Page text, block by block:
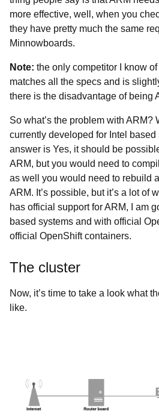
more effective, well, when you
they have pretty much the same
Minnowboards.
Note: the only competitor I know of
matches all the specs and is
there is the disadvantage of being
So what’s the problem with ARM?
currently developed for Intel based
answer is Yes, it should be
ARM, but you would need to
as well you would need to rebuild
ARM. It’s possible, but it’s a lot of
has official support for ARM, I am
based systems and with official
official OpenShift containers.
The cluster
Now, it’s time to take a look what
like.